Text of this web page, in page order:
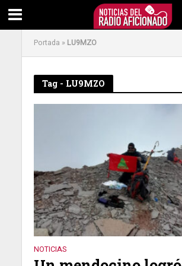
Portada » LU9MZO
Tag - LU9MZO
NOTICIAS